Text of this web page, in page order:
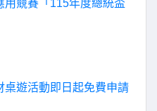
用競賽「115年度總統盃
桌遊活動即日起免費申請